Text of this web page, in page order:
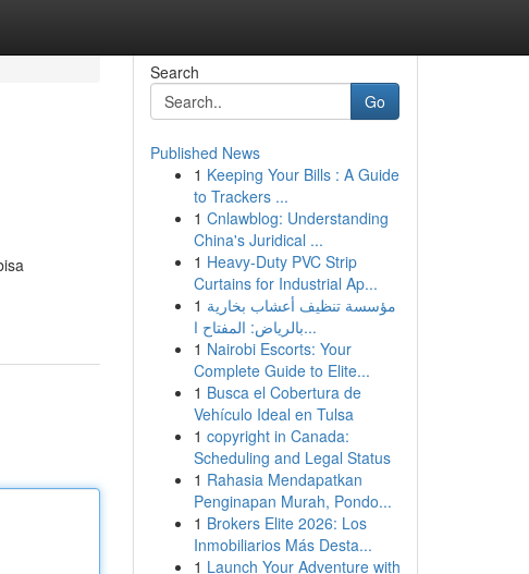
Search
Go
Published News
1 Keeping Your Bills : A Guide
to Trackers ...
1 Cnlawblog: Understanding
China's Juridical ...
1 Heavy-Duty PVC Strip
Curtains for Industrial Ap...
1 مؤسسة تنظيف أعشاب بخارية
بالرياض: المفتاح ا...
1 Nairobi Escorts: Your
Complete Guide to Elite...
1 Busca el Cobertura de
Vehículo Ideal en Tulsa
1 copyright in Canada:
Scheduling and Legal Status
1 Rahasia Mendapatkan
Penginapan Murah, Pondo...
1 Brokers Elite 2026: Los
Inmobiliarios Más Desta...
1 Launch Your Adventure with